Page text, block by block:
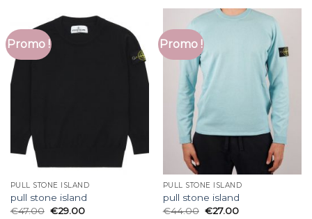
Promo !
PULL STONE ISLAND
pull stone island
€47.00 €29.00
Promo !
PULL STONE ISLAND
pull stone island
€44.00 €27.00